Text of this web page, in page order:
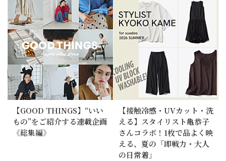
【GOOD THINGS】“いい
もの”をご紹介する連載企画
《総集編》
【接触冷感・UVカット・洗
える】スタイリスト亀恭子
さんコラボ！1枚で品よく映
える、夏の「即戦力・大人
の日常着」